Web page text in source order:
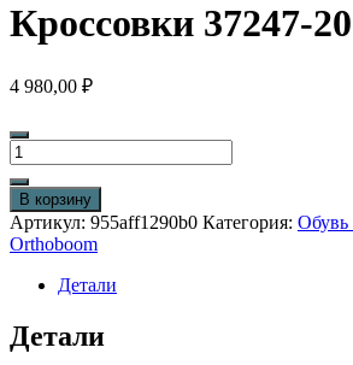
Кроссовки 37247-
4 980,00 ₽
Количество
товара
Кроссовки
37247-
20
черный
В корзину
Артикул: 955aff1290b0 Категория: Обувь
Orthoboom
Детали
Детали